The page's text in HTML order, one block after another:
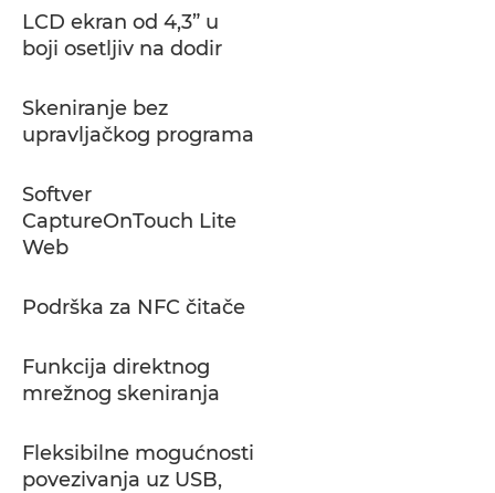
LCD ekran od 4,3” u
boji osetljiv na dodir
Skeniranje bez
upravljačkog programa
Softver
CaptureOnTouch Lite
Web
Podrška za NFC čitače
Funkcija direktnog
mrežnog skeniranja
Fleksibilne mogućnosti
povezivanja uz USB,